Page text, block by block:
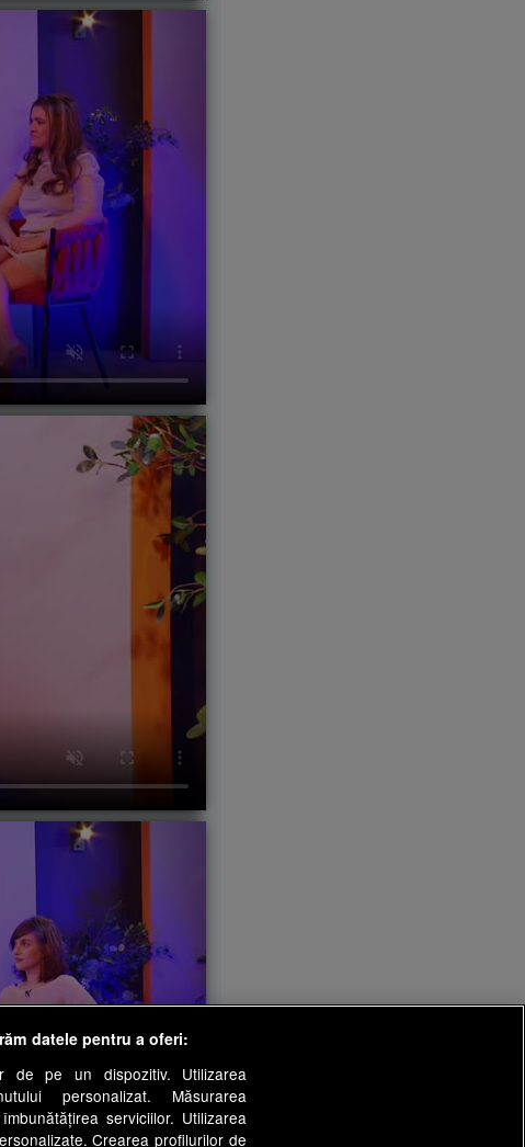
datele pentru a oferi:
de pe un dispozitiv. Utilizarea
personalizat. Măsurarea
serviciilor. Utilizarea
Crearea profilurilor de